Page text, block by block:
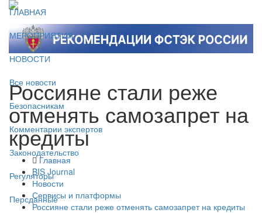
ГЛАВНАЯ
МЕРОПРИЯТИЯ
НОВОСТИ
Все новости
Безопасникам
Комментарии экспертов
Законодательство
Регуляторы
Персданные
Россияне стали реже
отменять самозапрет на
кредиты
Главная
BIS Journal
Новости
Сервисы и платформы
Россияне стали реже отменять самозапрет на кредиты